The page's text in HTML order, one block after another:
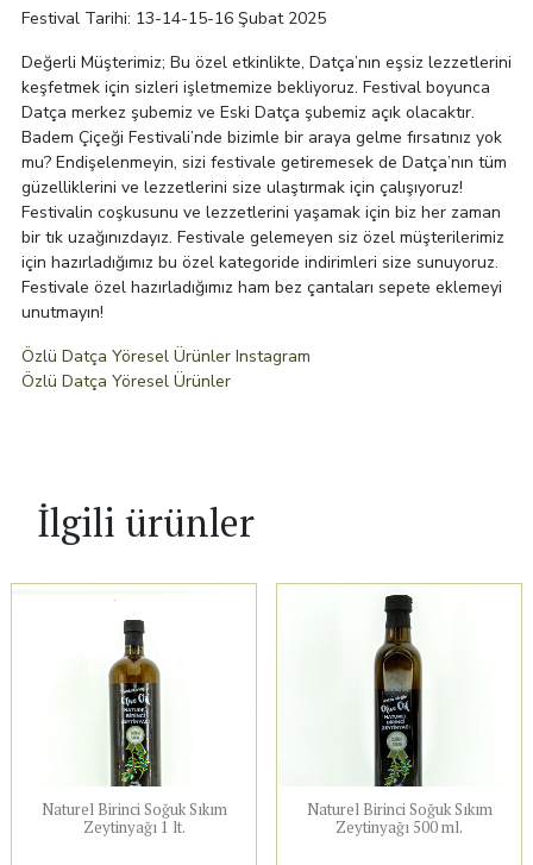
Festival Tarihi: 13-14-15-16 Şubat 2025
Değerli Müşterimiz; Bu özel etkinlikte, Datça’nın eşsiz lezzetlerini
keşfetmek için sizleri işletmemize bekliyoruz. Festival boyunca
Datça merkez şubemiz ve Eski Datça şubemiz açık olacaktır.
Badem Çiçeği Festivali’nde bizimle bir araya gelme fırsatınız yok
mu? Endişelenmeyin, sizi festivale getiremesek de Datça’nın tüm
güzelliklerini ve lezzetlerini size ulaştırmak için çalışıyoruz!
Festivalin coşkusunu ve lezzetlerini yaşamak için biz her zaman
bir tık uzağınızdayız. Festivale gelemeyen siz özel müşterilerimiz
için hazırladığımız bu özel kategoride indirimleri size sunuyoruz.
Festivale özel hazırladığımız ham bez çantaları sepete eklemeyi
unutmayın!
Özlü Datça Yöresel Ürünler Instagram
Özlü Datça Yöresel Ürünler
İlgili ürünler
Naturel Birinci Soğuk Sıkım
Zeytinyağı 1 lt.
Naturel Birinci Soğuk Sıkım
Zeytinyağı 500 ml.